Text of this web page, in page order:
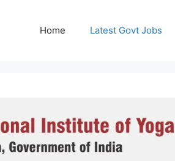
Home Latest Govt Jobs